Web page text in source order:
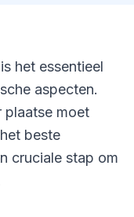
het essentieel
aspecten.
plaatse moet
beste
cruciale stap om